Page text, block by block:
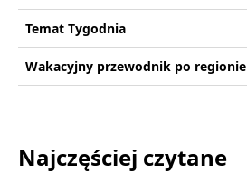
Temat Tygodnia
Wakacyjny przewodnik po regionie
Najczęściej czytane